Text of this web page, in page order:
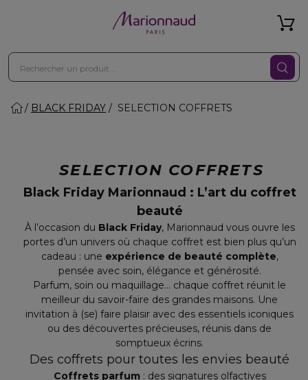
BLACK FRIDAY SELECTION COFFRETS
SELECTION COFFRETS
Black Friday Marionnaud : L’art du coffret
beauté
À l’occasion du Black Friday, Marionnaud vous ouvre les
portes d’un univers où chaque coffret est bien plus qu’un
cadeau : une expérience de beauté complète,
pensée avec soin, élégance et générosité.
Parfum, soin ou maquillage… chaque coffret réunit le
meilleur du savoir-faire des grandes maisons. Une
invitation à (se) faire plaisir avec des essentiels iconiques
ou des découvertes précieuses, réunis dans de
somptueux écrins.
Des coffrets pour toutes les envies beauté
Coffrets parfum: des signatures olfactives